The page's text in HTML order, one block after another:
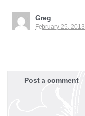
Greg
February 25, 2013
Post a comment